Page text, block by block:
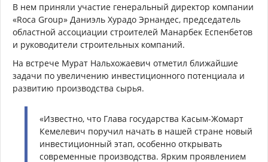
В нем приняли участие генеральный директор компании
«Roca Group» Даниэль Хурадо Эрнандес, председатель
областной ассоциации строителей Манарбек Еспенбетов
и руководители строительных компаний.
На встрече Мурат Нальхожаевич отметил ближайшие
задачи по увеличению инвестиционного потенциала и
развитию производства сырья.
«Известно, что Глава государства Касым-Жомарт
Кемелевич поручил начать в нашей стране новый
инвестиционный этап, особенно открывать
современные производства. Ярким проявлением